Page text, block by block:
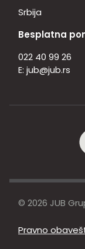
Srbija
Besplatna
022 40 99 26
E: jub@jub.rs
© 2026 JUB
Pravno